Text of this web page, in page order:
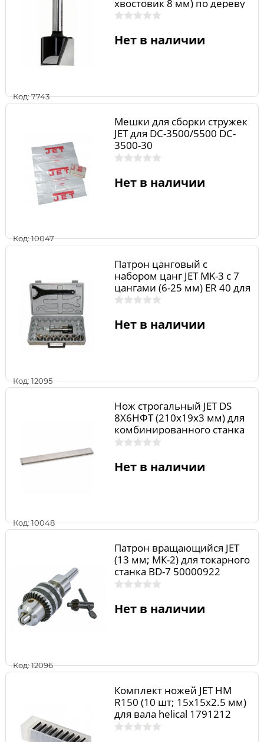
Код: 7743
хвостовик 8 мм) по дереву
2608628390
Нет в наличии
Код: 10047
Мешки для сборки стружек
JET для DC-3500/5500 DC-
3500-30
Нет в наличии
Код: 12095
Патрон цанговый с
набором цанг JET MK-3 с 7
цангами (6-25 мм) ER 40 для
фрезерных станков
Нет в наличии
Код: 10048
Нож строгальный JET DS
8Х6НФТ (210х19х3 мм) для
комбинированного станка
PKM-300 DS210.19.3
Нет в наличии
Код: 12096
Патрон вращающийся JET
(13 мм; МК-2) для токарного
станка BD-7 50000922
Нет в наличии
Комплект ножей JET HM
R150 (10 шт; 15x15x2.5 мм)
для вала helical 1791212